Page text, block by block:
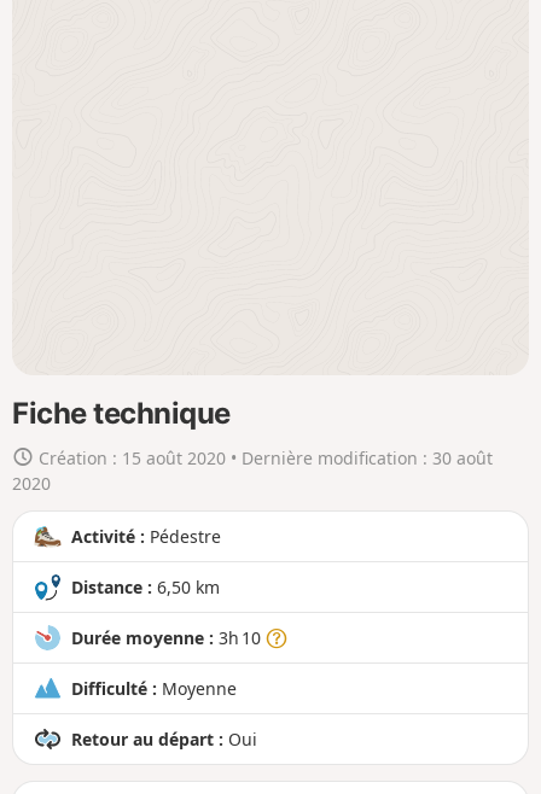
e
n
r
d
Fiche technique
Création : 15 août 2020• Dernière modification : 30 août
2020
Activité : Pédestre
Distance : 6,50 km
Durée moyenne : 3h 10
Difficulté : Moyenne
Retour au départ : Oui